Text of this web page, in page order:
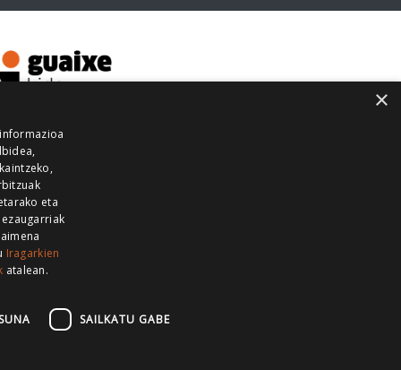
GUKA
GUKA ZUMAIA GUKA
×
eta
Iragarkien
atalean.
SAILKATU GABE